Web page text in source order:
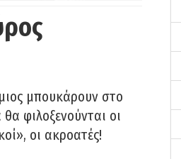
μπουκάρουν στο
φιλοξενούνται οι
οι ακροατές!